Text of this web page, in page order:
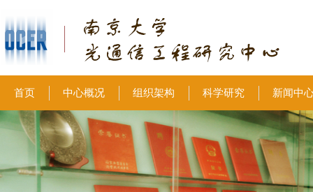
首页 中心概况 组织架构 科学研究 新闻中